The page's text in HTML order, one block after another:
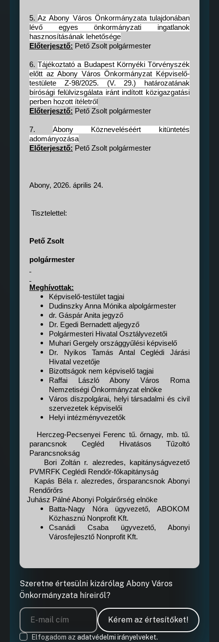
5.Az Abony Város Önkormányzata tulajdonában
lévő egyes önkormányzati ingatlanok
hasznosításának lehetősége
Előterjesztő: Pető Zsolt polgármester
6.Tájékoztató a Budapest Környéki Törvényszék
előtt az Abony Város Önkormányzat Képviselő-
testülete Z-98/2025. (V. 29.) határozatának
bírósági felülvizsgálata iránt indított közigazgatási
perben hozott ítéletről
Előterjesztő: Pető Zsolt polgármester
7. Abony Közneveléséért kitüntetés
adományozása
Előterjesztő: Pető Zsolt polgármester
Abony, 2026. április 24.
Tisztelettel:
Pető Zsolt
polgármester
Meghívottak:
Képviselő-testület tagjai
Dudinszky Anna Mónika alpolgármester
dr. Gáspár Anita jegyző
Dr. Egedi Bernadett aljegyző
Polgármesteri Hivatal Osztályvezetői
Muhari Gergely országgyűlési képviselő
Dr. Nyikos Tamás Antal Ceglédi Járási
Hivatal vezetője
Bizottságok nem képviselő tagjai
Raffai László Abony Város Roma
Nemzetiségi Önkormányzat elnöke
Város díszpolgárai, helyi társadalmi és civil
szervezetek képviselői
Helyi intézményvezetők
Herczeg-Pecsenyei Ferenc tű. őrnagy, mb. tű.
parancsnok Cegléd Hivatásos Tűzoltó
Parancsnokság
Bori Zoltán r. alezredes, kapitányságvezető
PVMRFK Ceglédi Rendőr-főkapitányság
Kapás Béla r. alezredes, őrsparancsnok Abonyi
Rendőrőrs
Juhász Pálné Abonyi Polgárőrség elnöke
Batta-Nagy Nóra ügyvezető, ABOKOM
Közhasznú Nonprofit Kft.
Csanádi Csaba ügyvezető, Abonyi
Városfejlesztő Nonprofit Kft.
Szeretne értesülni kizárólag Abony Város
Önkormányzata híreiről?
Kérem az értesítőket!
Elfogadom az adatvédelmi irányelveket.